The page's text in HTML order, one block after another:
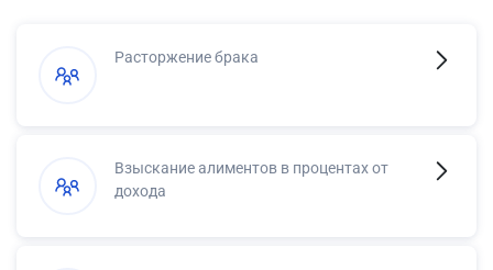
Расторжение брака
Взыскание алиментов в процентах от
дохода